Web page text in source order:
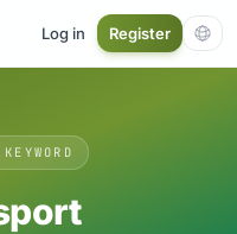
Log in Register